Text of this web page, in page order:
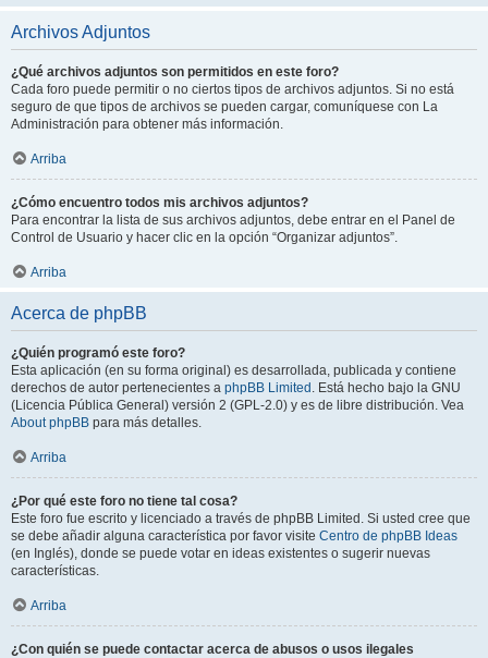
Archivos Adjuntos
¿Qué archivos adjuntos son permitidos en este foro?
Cada foro puede permitir o no ciertos tipos de archivos adjuntos. Si no está
seguro de que tipos de archivos se pueden cargar, comuníquese con La
Administración para obtener más información.
Arriba
¿Cómo encuentro todos mis archivos adjuntos?
Para encontrar la lista de sus archivos adjuntos, debe entrar en el Panel de
Control de Usuario y hacer clic en la opción “Organizar adjuntos”.
Arriba
Acerca de phpBB
¿Quién programó este foro?
Esta aplicación (en su forma original) es desarrollada, publicada y contiene
derechos de autor pertenecientes a phpBB Limited . Está hecho bajo la GNU
(Licencia Pública General) versión 2 (GPL-2.0) y es de libre distribución. Vea
About phpBB para más detalles.
Arriba
¿Por qué este foro no tiene tal cosa?
Este foro fue escrito y licenciado a través de phpBB Limited. Si usted cree que
se debe añadir alguna característica por favor visite Centro de phpBB Ideas
(en Inglés), donde se puede votar en ideas existentes o sugerir nuevas
características.
Arriba
¿Con quién se puede contactar acerca de abusos o usos ilegales